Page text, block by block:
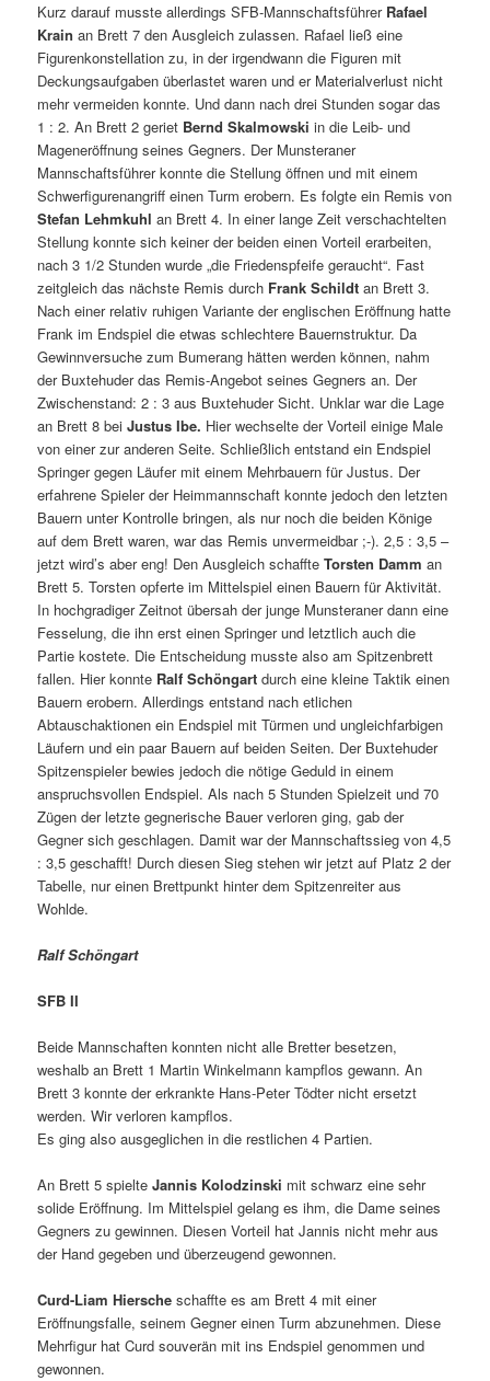
Kurz darauf musste allerdings SFB-Mannschaftsführer Rafael
Krainan Brett 7 den Ausgleich zulassen. Rafael ließ eine
Figurenkonstellation zu, in der irgendwann die Figuren mit
Deckungsaufgaben überlastet waren und er Materialverlust nicht
mehr vermeiden konnte. Und dann nach drei Stunden sogar das
1 : 2. An Brett 2 geriet Bernd Skalmowskiin die Leib- und
Mageneröffnung seines Gegners. Der Munsteraner
Mannschaftsführer konnte die Stellung öffnen und mit einem
Schwerfigurenangriff einen Turm erobern. Es folgte ein Remis von
Stefan Lehmkuhlan Brett 4. In einer lange Zeit verschachtelten
Stellung konnte sich keiner der beiden einen Vorteil erarbeiten,
nach 3 1/2 Stunden wurde „die Friedenspfeife geraucht“. Fast
zeitgleich das nächste Remis durch Frank Schildtan Brett 3.
Nach einer relativ ruhigen Variante der englischen Eröffnung hatte
Frank im Endspiel die etwas schlechtere Bauernstruktur. Da
Gewinnversuche zum Bumerang hätten werden können, nahm
der Buxtehuder das Remis-Angebot seines Gegners an. Der
Zwischenstand: 2 : 3 aus Buxtehuder Sicht. Unklar war die Lage
an Brett 8 beiJustus Ibe. Hier wechselte der Vorteil einige Male
von einer zur anderen Seite. Schließlich entstand ein Endspiel
Springer gegen Läufer mit einem Mehrbauern für Justus. Der
erfahrene Spieler der Heimmannschaft konnte jedoch den letzten
Bauern unter Kontrolle bringen, als nur noch die beiden Könige
auf dem Brett waren, war das Remis unvermeidbar ;-). 2,5 : 3,5 –
jetzt wird’s aber eng! Den Ausgleich schaffteTorsten Damman
Brett 5. Torsten opferte im Mittelspiel einen Bauern für Aktivität.
In hochgradiger Zeitnot übersah der junge Munsteraner dann eine
Fesselung, die ihn erst einen Springer und letztlich auch die
Partie kostete. Die Entscheidung musste also am Spitzenbrett
fallen. Hier konnte Ralf Schöngartdurch eine kleine Taktik einen
Bauern erobern. Allerdings entstand nach etlichen
Abtauschaktionen ein Endspiel mit Türmen und ungleichfarbigen
Läufern und ein paar Bauern auf beiden Seiten. Der Buxtehuder
Spitzenspieler bewies jedoch die nötige Geduld in einem
anspruchsvollen Endspiel. Als nach 5 Stunden Spielzeit und 70
Zügen der letzte gegnerische Bauer verloren ging, gab der
Gegner sich geschlagen. Damit war der Mannschaftssieg von 4,5
: 3,5 geschafft! Durch diesen Sieg stehen wir jetzt auf Platz 2 der
Tabelle, nur einen Brettpunkt hinter dem Spitzenreiter aus
Wohlde.
Ralf Schöngart
SFB II
Beide Mannschaften konnten nicht alle Bretter besetzen,
weshalb an Brett 1 Martin Winkelmann kampflos gewann. An
Brett 3 konnte der erkrankte Hans-Peter Tödter nicht ersetzt
werden. Wir verloren kampflos.
Es ging also ausgeglichen in die restlichen 4 Partien.
An Brett 5 spielteJannis Kolodzinski mit schwarz eine sehr
solide Eröffnung. Im Mittelspiel gelang es ihm, die Dame seines
Gegners zu gewinnen. Diesen Vorteil hat Jannis nicht mehr aus
der Hand gegeben und überzeugend gewonnen.
Curd-Liam Hiersche schaffte es am Brett 4 mit einer
Eröffnungsfalle, seinem Gegner einen Turm abzunehmen. Diese
Mehrfigur hat Curd souverän mit ins Endspiel genommen und
gewonnen.